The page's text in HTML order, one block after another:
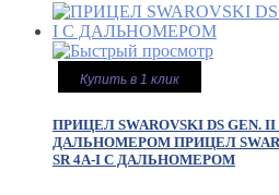
Купить в 1 клик
ПРИЦЕЛ SWAROVSKI DS GEN. II
ДАЛЬНОМЕРОМ ПРИЦЕЛ
SR 4A-I С ДАЛЬНОМЕРОМ